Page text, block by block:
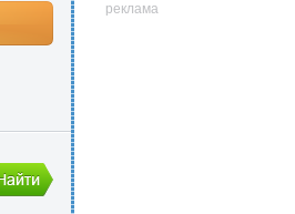
реклама